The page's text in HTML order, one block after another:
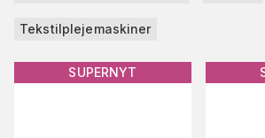
Tekstilplejemaskiner
SUPERNYT